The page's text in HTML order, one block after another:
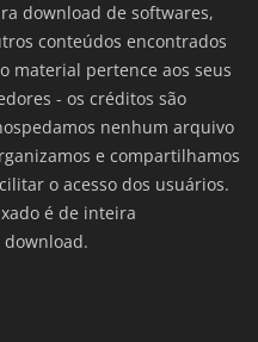
download de softwares,
conteúdos encontrados
material pertence aos seus
- os créditos são
nenhum arquivo
e compartilhamos
o acesso dos usuários.
é de inteira